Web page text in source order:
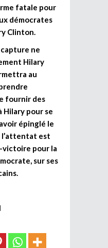
fatale pour
démocrates
Clinton.
ne
Hilary
au
fournir des
Hilary pour se
épinglé le
l’attentat est
victoire pour la
sur ses